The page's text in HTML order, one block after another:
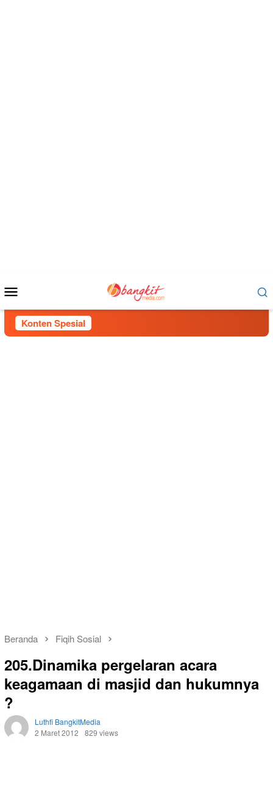
Mobile
Konten Spesial
Beranda Fiqih Sosial
205.Dinamika pergelaran acara
keagamaan di masjid dan hukumnya
?
Luthfi BangkitMedia
2 Maret 2012
829 views